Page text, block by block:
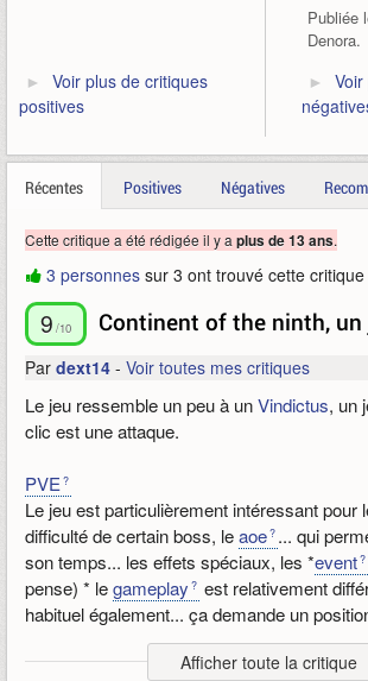
Publiée
Denora.
Voir plus de critiques
positives
Récentes Positives Négatives
Cette critique a été rédigée il y a plus de 13 ans.
3 personnes sur 3 ont trouvé cette critique
9 /10 Continent of the ninth, un
Par dext14 - Voir toutes mes critiques
Le jeu ressemble un peu à unVindictus, un
clic est une attaque.
PVE
Le jeu est particulièrement intéressant pour
difficulté de certain boss, leaoe ... qui
son temps... les effets spéciaux, les *event
pense) * legameplay
est relativement
habituel également... ça demande un
l'évasion manuel... du aim pour les
ne veut pas dire que tu fait 100 % de son
Afficher toute la critique